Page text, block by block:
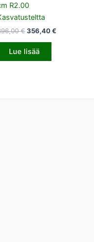
R2.00
€ 356,40€
Lue lisää